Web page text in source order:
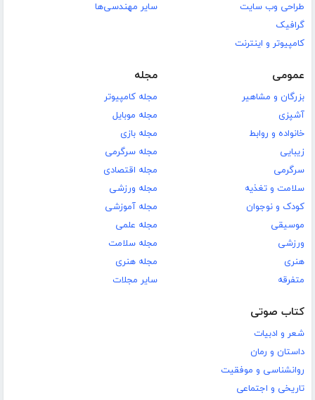
طراحی وب سایت
گرافیک
کامپیوتر و اینترنت
سایر مهندسی‌ها
عمومی
بزرگان و مشاهیر
آشپزی
خانواده و روابط
زیبایی
سرگرمی
سلامت و تغذیه
کودک و نوجوان
موسیقی
ورزشی
هنری
متفرقه
مجله
مجله کامپیوتر
مجله موبایل
مجله بازی
مجله سرگرمی
مجله اقتصادی
مجله ورزشی
مجله آموزشی
مجله علمی
مجله سلامت
مجله هنری
سایر مجلات
کتاب صوتی
شعر و ادبیات
داستان و رمان
روانشناسی و موفقیت
تاریخی و اجتماعی